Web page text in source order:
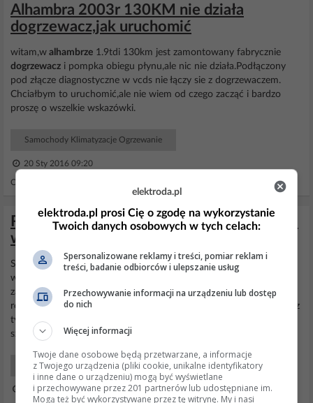
Alhambra 2003r 130KM nie działa
dogrzewacz,jak uruchomić
witam,w alhambrze 1.9tdi 130km jest zamontowany fabrycznie
dogrzewacz i pompka obiegu płynu,ale nic nie działa.Podłączony
pod złącze diagnostyczne w vcds nie łączy sie z dogrzewaczem.
Chciałbym to uruchomić,ale nie wiem od czego zacząć i bardzo
proszę o wszelkie wskazówki.
Samochody Klimatyzacje Ogrzewanie
20 Sty 2016 09:20
Odpowiedzi: 3 Wyświetleń: 3012
Różnice między dogrzewaczem a Webasto
w Seacie Alhambra 2002 - co wybrać?
Sprostowanie wypowiedzi poprzednika: WAlhambrze
występuje w formie spalinowej a nie elektrycznej. Do wypowiedzi
założyciela postu: Mimo skorodowanych śrubek da się urządzenie
rozebrać, a jeśli coś innego kupić to dokładnie to samo urządzenie z
tym samym numerem katalogowym.
szybszego rozgrzewania silnika w tym samochodzie,...
Samochody Elektryka i elektronika
14 Sty 2010 13:01
elektroda.pl
elektroda.pl prosi Cię o zgodę na wykorzystanie
Twoich danych osobowych w tych celach:
Spersonalizowane reklamy i treści, pomiar reklam i
treści, badanie odbiorców i ulepszanie usług
Przechowywanie informacji na urządzeniu lub dostęp
do nich
Więcej informacji
Twoje dane osobowe będą przetwarzane, a informacje
z Twojego urządzenia (pliki cookie, unikalne identyfikatory
i inne dane o urządzeniu) mogą być wyświetlane
i przechowywane przez 201 partnerów lub udostępniane im.
Mogą też być wykorzystywane przez tę witrynę. My i nasi